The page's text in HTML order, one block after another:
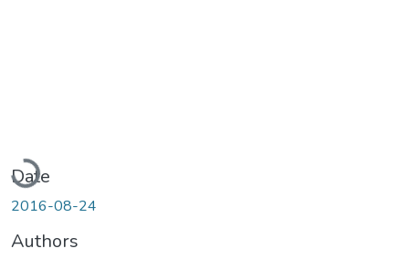
Date
2016-08-24
Authors